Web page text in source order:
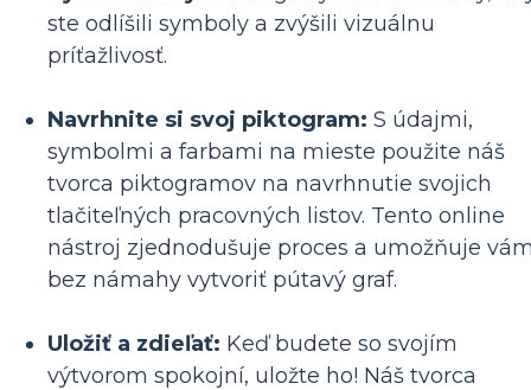
ste odlíšili symboly a zvýšili vizuálnu
príťažlivosť.
Navrhnite si svoj piktogram: S údajmi,
symbolmi a farbami na mieste použite náš
tvorca piktogramov na navrhnutie svojich
tlačiteľných pracovných listov. Tento online
nástroj zjednodušuje proces a umožňuje
bez námahy vytvoriť pútavý graf.
Uložiť a zdieľať: Keď budete so svojím
výtvorom spokojní, uložte ho! Náš tvorca